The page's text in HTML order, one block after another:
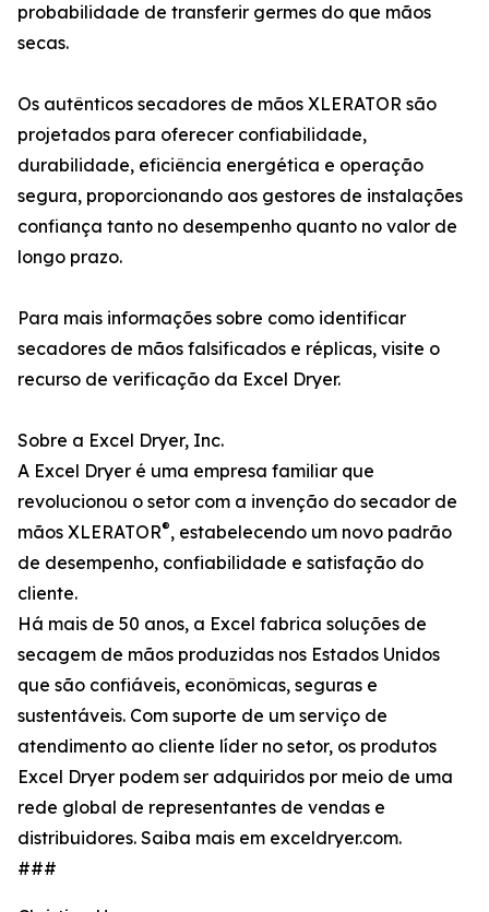
probabilidade de transferir germes do que mãos
secas.
Os autênticos secadores de mãos XLERATOR são
projetados para oferecer confiabilidade,
durabilidade, eficiência energética e operação
segura, proporcionando aos gestores de instalações
confiança tanto no desempenho quanto no valor de
longo prazo.
Para mais informações sobre como identificar
secadores de mãos falsificados e réplicas, visite o
recurso de verificação da Excel Dryer.
Sobre a Excel Dryer, Inc.
A Excel Dryer é uma empresa familiar que
revolucionou o setor com a invenção do secador de
mãos XLERATOR®, estabelecendo um novo padrão
de desempenho, confiabilidade e satisfação do
cliente.
Há mais de 50 anos, a Excel fabrica soluções de
secagem de mãos produzidas nos Estados Unidos
que são confiáveis, econômicas, seguras e
sustentáveis. Com suporte de um serviço de
atendimento ao cliente líder no setor, os produtos
Excel Dryer podem ser adquiridos por meio de uma
rede global de representantes de vendas e
distribuidores. Saiba mais em exceldryer.com.
###